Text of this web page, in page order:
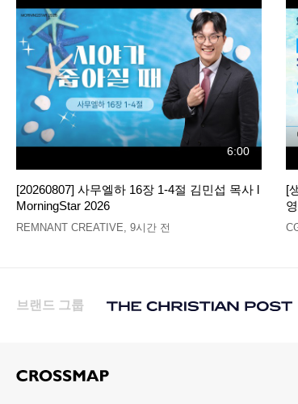
6:00
[20260807] 사무엘하 16장 1-4절 김민섭 목사 l
MorningStar 2026
REMNANT CREATIVE 9시간 전
[
브랜드 그룹